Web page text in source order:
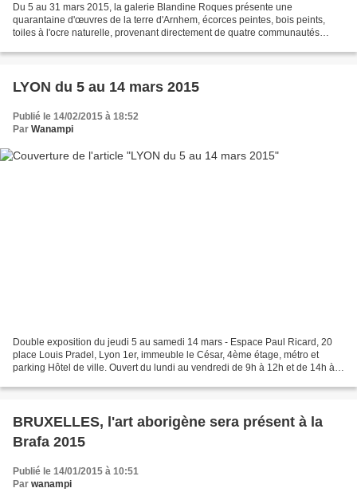
Du 5 au 31 mars 2015, la galerie Blandine Roques présente une
quarantaine d'œuvres de la terre d'Arnhem, écorces peintes, bois peints,
toiles à l'ocre naturelle, provenant directement de quatre communautés
LYON du 5 au 14 mars 2015
Publié le 14/02/2015 à 18:52
Par Wanampi
Double exposition du jeudi 5 au samedi 14 mars - Espace Paul Ricard, 20
place Louis Pradel, Lyon 1er, immeuble le César, 4ème étage, métro et
parking Hôtel de ville. Ouvert du lundi au vendredi de 9h à 12h et de 14h à
BRUXELLES, l'art aborigène sera présent à la
Brafa 2015
Publié le 14/01/2015 à 10:51
Par wanampi